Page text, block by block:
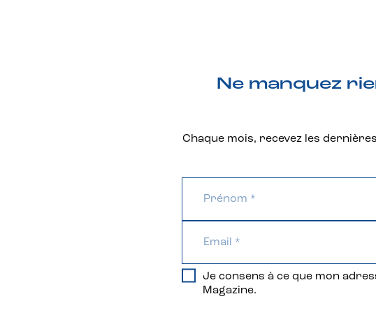
Ne manquez
Chaque mois, recevez les
Je consens à ce que mon
Magazine.